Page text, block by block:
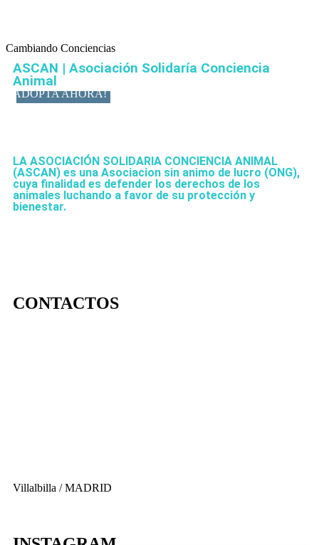
Cambiando Conciencias
ASCAN | Asociación Solidaría Conciencia
Animal
ADOPTA AHORA!
LA ASOCIACIÓN SOLIDARIA CONCIENCIA ANIMAL
(ASCAN) es una Asociacion sin animo de lucro (ONG),
cuya finalidad es defender los derechos de los
animales luchando a favor de su protección y
bienestar.
CONTACTOS
Villalbilla / MADRID